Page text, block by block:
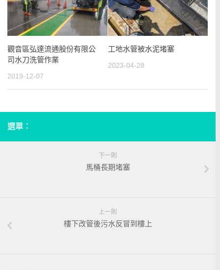
觀音區弘達流通股份有限公
司水刀洗管作業
2019-12-07
工地水管被水泥堵塞
2023-04-28
選單：
下一則
馬桶長期堵塞
上一則
樓下改管後污水反冒到樓上